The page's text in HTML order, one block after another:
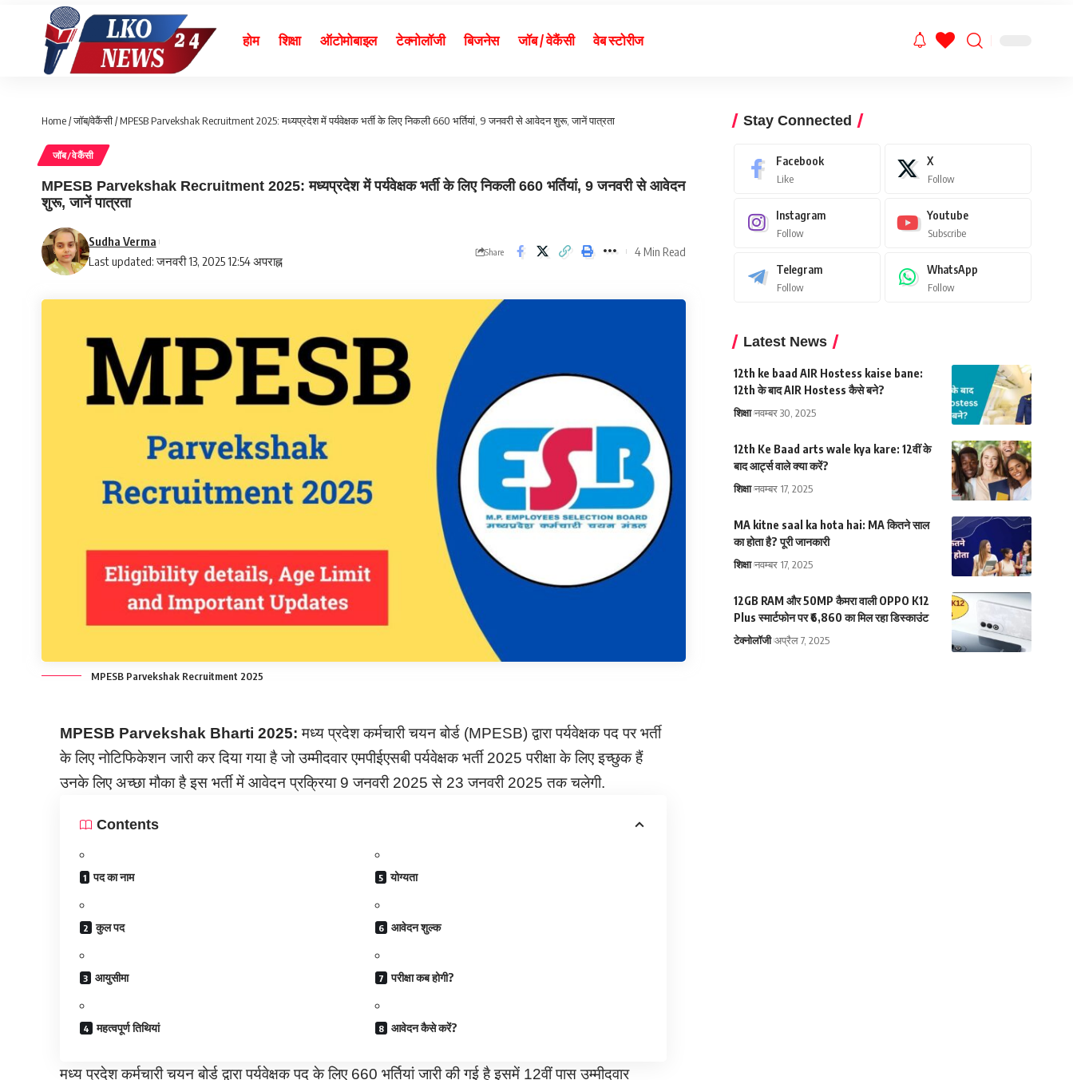
होम शिक्षा ऑटोमोबाइल टेक्नोलॉजी बिजनेस जॉब / वेकैंसी वेब स्टोरीज
Home/जॉब/वेकैंसी/MPESB Parvekshak Recruitment 2025: मध्यप्रदेश में पर्यवेक्षक भर्ती के लिए निकली 660 भर्तियां, 9 जनवरी से आवेदन शुरू, जानें पात्रता
जॉब/वेकैंसी
MPESB Parvekshak Recruitment 2025: मध्यप्रदेश में पर्यवेक्षक भर्ती के लिए निकली 660 भर्तियां, 9 जनवरी से आवेदन
शुरू, जानें पात्रता
Last updated: जनवरी 13, 2025 12:54 अपराह्न
Sudha Verma
Share 4 Min Read
MPESB Parvekshak Recruitment 2025
MPESB Parvekshak Bharti2025: मध्य प्रदेश कर्मचारी चयन बोर्ड (MPESB) द्वारा पर्यवेक्षक पद पर भर्ती
के लिए नोटिफिकेशन जारी कर दिया गया है जो उम्मीदवार एमपीईएसबी पर्यवेक्षक भर्ती 2025 परीक्षा के लिए इच्छुक हैं
उनके लिए अच्छा मौका है इस भर्ती में आवेदन प्रक्रिया 9 जनवरी 2025 से 23 जनवरी 2025 तक चलेगी.
Contents
पद का नाम
कुल पद
आयुसीमा
महत्वपूर्ण तिथियां
योग्यता
आवेदन शुल्क
परीक्षा कब होगी?
आवेदन कैसे करें?
मध्य प्रदेश कर्मचारी चयन बोर्ड द्वारा पर्यवेक्षक पद के लिए 660 भर्तियां जारी की गई है इसमें 12वीं पास उम्मीदवार
Stay Connected
Facebook
Like
X
Follow
Instagram
Follow
Youtube
Subscribe
Telegram
Follow
WhatsApp
Follow
Latest News
12th ke baad AIR Hostess kaise bane:
12th के बाद AIR Hostess कैसे बने?
शिक्षा नवम्बर 30, 2025
12th Ke Baad arts wale kya kare: 12वीं के
बाद आर्ट्स वाले क्या करें?
शिक्षा नवम्बर 17, 2025
MA kitne saal ka hota hai: MA कितने साल
का होता है? पूरी जानकारी
शिक्षा नवम्बर 17, 2025
12GB RAM और 50MP कैमरा वाली OPPO K12
Plus स्मार्टफोन पर ₹6,860 का मिल रहा डिस्काउंट
टेक्नोलॉजी अप्रैल 7, 2025